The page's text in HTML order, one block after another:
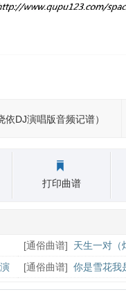
DJ演唱版音频记谱）
打印曲谱
[通俗曲谱]
天生一对（
[通俗曲谱] 你是雪花我
唱版音频记谱）